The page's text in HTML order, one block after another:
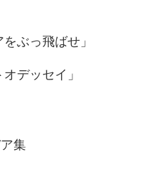
ぶっ飛ばせ」
デッセイ」
集